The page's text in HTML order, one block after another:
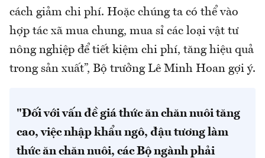
cách giảm chi phí. Hoặc chúng ta có thể vào
hợp tác xã mua chung, mua sỉ các loại vật tư
nông nghiệp để tiết kiệm chi phí, tăng hiệu quả
trong sản xuất”, Bộ trưởng Lê Minh Hoan gợi ý.
"Đối với vấn đề giá thức ăn chăn nuôi tăng
cao, việc nhập khẩu ngô, đậu tương làm
thức ăn chăn nuôi, các Bộ ngành phải